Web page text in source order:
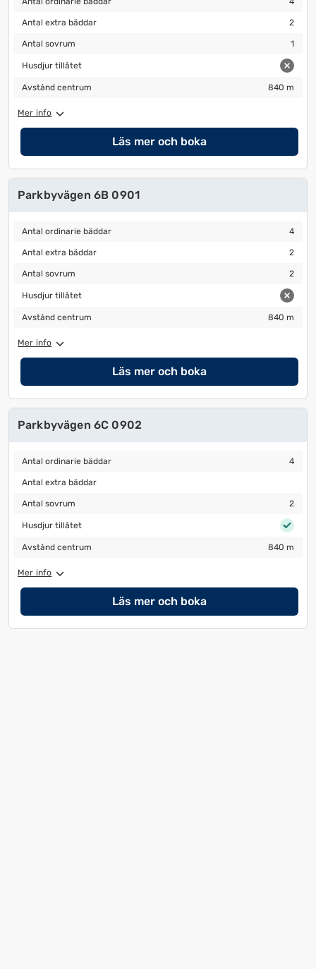
Antal extra bäddar
Antal extra bäddar 2
Antal sovrum
Antal sovrum 1
Husdjur tillåtet
Husdjur tillåtet
Avstånd centrum
Avstånd centrum 840 m
Mer info
Läs mer och boka
Parkbyvägen 6B 0901
Antal ordinarie bäddar
Antal ordinarie bäddar 4
Antal extra bäddar
Antal extra bäddar 2
Antal sovrum
Antal sovrum 2
Husdjur tillåtet
Husdjur tillåtet
Avstånd centrum
Avstånd centrum 840 m
Mer info
Läs mer och boka
Parkbyvägen 6C 0902
Antal ordinarie bäddar
Antal ordinarie bäddar 4
Antal extra bäddar
Antal extra bäddar
Antal sovrum
Antal sovrum 2
Husdjur tillåtet
Husdjur tillåtet
Avstånd centrum
Avstånd centrum 840 m
Mer info
Läs mer och boka